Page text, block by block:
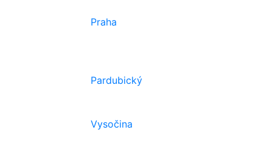
Praha
Pardubický
Vysočina